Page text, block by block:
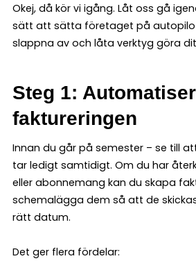
Okej, då kör vi igång. Låt oss gå
sätt att sätta företaget på
slappna av och låta verktyg göra
Steg 1:
faktureringen
Innan du går på semester – se till
tar ledigt samtidigt. Om du har
eller abonnemang kan du skapa
schemalägga dem så att de
rätt datum.
Det ger flera fördelar: